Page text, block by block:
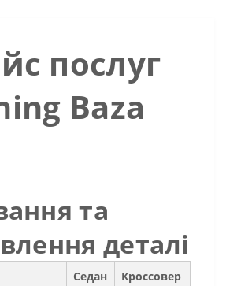
послуг
Baza
та
деталі
Седан
Кроссовер